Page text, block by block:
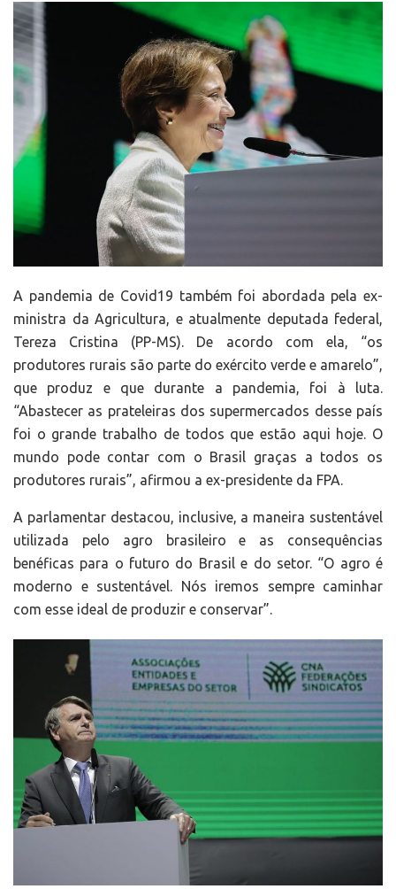
A pandemia de Covid19 também foi abordada pela ex-
ministra da Agricultura, e atualmente deputada federal,
Tereza Cristina (PP-MS). De acordo com ela, “os
produtores rurais são parte do exército verde e amarelo”,
que produz e que durante a pandemia, foi à luta.
“Abastecer as prateleiras dos supermercados desse país
foi o grande trabalho de todos que estão aqui hoje. O
mundo pode contar com o Brasil graças a todos os
produtores rurais”, afirmou a ex-presidente da FPA.
A parlamentar destacou, inclusive, a maneira sustentável
utilizada pelo agro brasileiro e as consequências
benéficas para o futuro do Brasil e do setor. “O agro é
moderno e sustentável. Nós iremos sempre caminhar
com esse ideal de produzir e conservar”.